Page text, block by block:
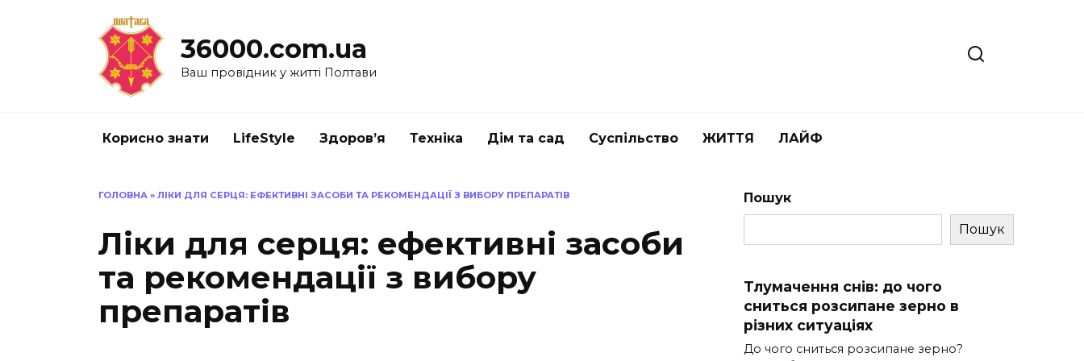
36000.com.ua
Ваш провідник у житті Полтави
Корисно знати LifeStyle Здоров’я Техніка Дім та сад Суспільство ЖИТТЯ ЛАЙФ
ГОЛОВНА » ЛІКИ ДЛЯ СЕРЦЯ: ЕФЕКТИВНІ ЗАСОБИ ТА РЕКОМЕНДАЦІЇ З ВИБОРУ ПРЕПАРАТІВ
Ліки для серця: ефективні засоби
та рекомендації з вибору
препаратів
Пошук
Пошук
Тлумачення снів: до чого
сниться розсипане зерно в
різних ситуаціях
До чого сниться розсипане зерно?